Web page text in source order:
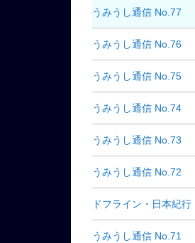
うみうし通信 No.77
うみうし通信 No.76
うみうし通信 No.75
うみうし通信 No.74
うみうし通信 No.73
うみうし通信 No.72
ドフライン・日本紀行
うみうし通信 No.71